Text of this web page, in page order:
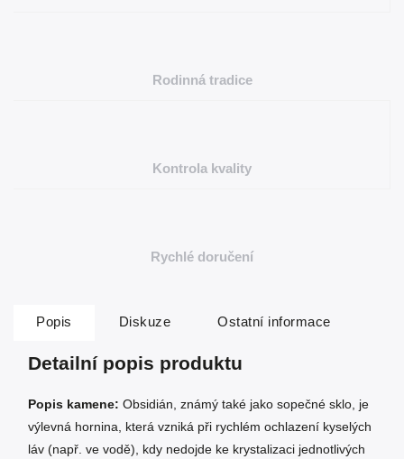
Rodinná tradice
Kontrola kvality
Rychlé doručení
Popis Diskuze Ostatní informace
Detailní popis produktu
Popis kamene: Obsidián, známý také jako sopečné sklo, je
výlevná hornina, která vzniká při rychlém ochlazení kyselých
láv (např. ve vodě), kdy nedojde ke krystalizaci jednotlivých